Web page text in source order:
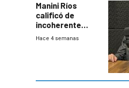
Manini Ríos
calificó de
incoherente
decisión de
Hace 4 semanas